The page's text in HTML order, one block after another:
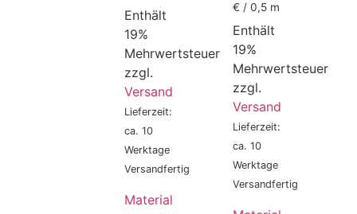
Enthält
19%
Mehrwertsteuer
zzgl.
Versand
Lieferzeit:
ca. 10
Werktage
Versandfertig
Material
€ / 0,5 m
Enthält
19%
Mehrwertsteuer
zzgl.
Versand
Lieferzeit:
ca. 10
Werktage
Versandfertig